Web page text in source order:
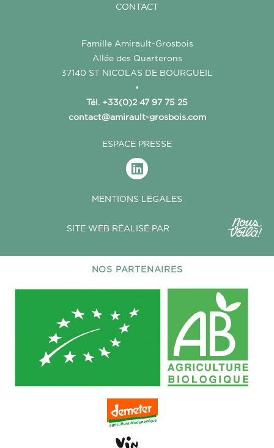
CONTACT
Famille Amirault-Grosbois
Allée des Quarterons
37140 ST NICOLAS DE BOURGUEIL
•
Tél. +33(0)2 47 97 75 25
contact@amirault-grosbois.com
ESPACE PRESSE
MENTIONS LÉGALES
SITE WEB RÉALISÉ PAR
NOS PARTENAIRES